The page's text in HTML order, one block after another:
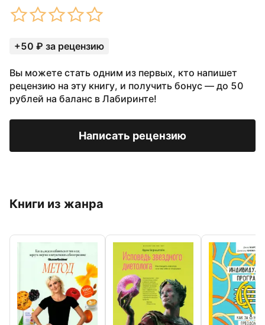
+50 ₽ за рецензию
Вы можете стать одним из первых, кто напишет
рецензию на эту книгу, и получить бонус — до 50
рублей на баланс в Лабиринте!
Написать рецензию
Книги из жанра